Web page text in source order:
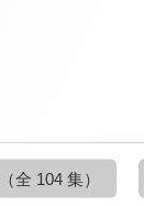
（全 104 集）